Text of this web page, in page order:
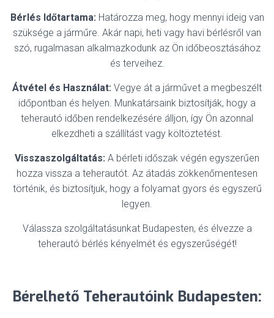
Bérlés Időtartama: Határozza meg, hogy mennyi ideig van
szüksége a járműre. Akár napi, heti vagy havi bérlésről van
szó, rugalmasan alkalmazkodunk az Ön időbeosztásához
és terveihez.
Átvétel és Használat: Vegye át a járművet a megbeszélt
időpontban és helyen. Munkatársaink biztosítják, hogy a
teherautó időben rendelkezésére álljon, így Ön azonnal
elkezdheti a szállítást vagy költöztetést.
Visszaszolgáltatás: A bérleti időszak végén egyszerűen
hozza vissza a teherautót. Az átadás zökkenőmentesen
történik, és biztosítjuk, hogy a folyamat gyors és egyszerű
legyen.
Válassza szolgáltatásunkat Budapesten, és élvezze a
teherautó bérlés kényelmét és egyszerűségét!
Bérelhető Teherautóink Budapesten: